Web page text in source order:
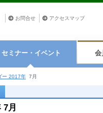
お問合せ アクセスマップ
セミナー・イベント 会
ー 2017年 7月
月